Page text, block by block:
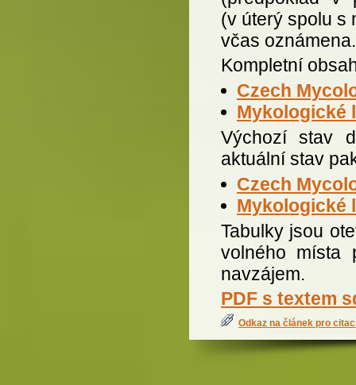
(v úterý spolu s
včas oznámena.
Kompletní
Czech
Mykologické
Výchozí stav
aktuální stav
Czech
Mykologické
Tabulky jsou
volného místa
navzájem.
PDF s textem
Odkaz na článek pro